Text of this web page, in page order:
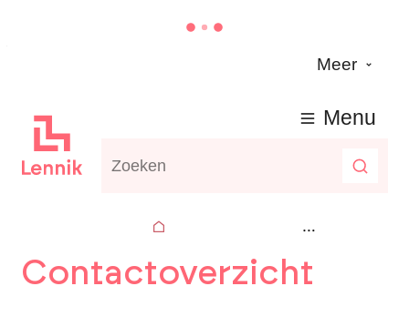
Meer
Lennik
Waarmee kunnen we jou helpen?
Menu
Startpagina
Contactoverzicht